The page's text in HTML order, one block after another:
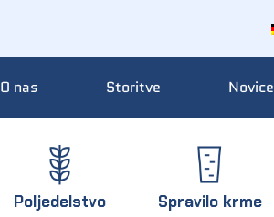
O nas Storitve Novice
Poljedelstvo Spravilo krme